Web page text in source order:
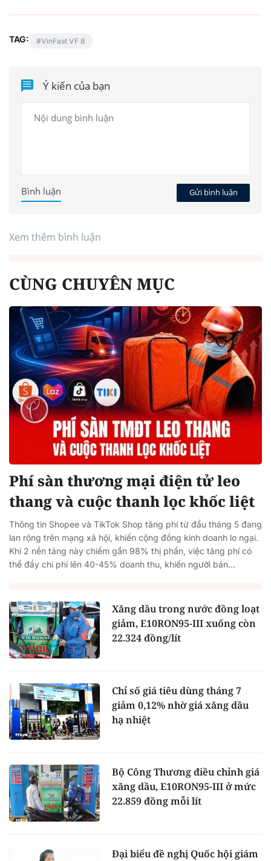
TAG: VinFast VF 8
Ý kiến của bạn
Gửi bình luận
Bình luận
Xem thêm bình luận
CÙNG CHUYÊN MỤC
Phí sàn thương mại điện tử leo
thang và cuộc thanh lọc khốc liệt
Thông tin Shopee và TikTok Shop tăng phí từ đầu tháng 5 đang
lan rộng trên mạng xã hội, khiến cộng đồng kinh doanh lo ngại.
Khi 2 nền tảng này chiếm gần 98% thị phần, việc tăng phí có
thể đẩy chi phí lên 40-45% doanh thu, khiến người bán...
Xăng dầu trong nước đồng loạt
giảm, E10RON95-III xuống còn
22.324 đồng/lít
Chỉ số giá tiêu dùng tháng 7
giảm 0,12% nhờ giá xăng dầu
hạ nhiệt
Bộ Công Thương điều chỉnh giá
xăng dầu, E10RON95-III ở mức
22.859 đồng mỗi lít
Đại biểu đề nghị Quốc hội giám